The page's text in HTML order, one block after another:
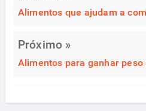
Alimentos que ajudam a
Próximo »
Alimentos para ganhar peso